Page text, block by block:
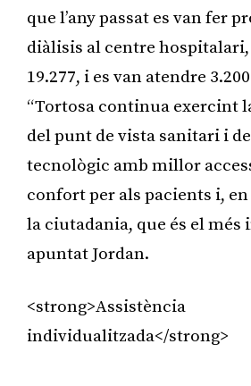
que l’any passat es van fer
diàlisis al centre
19.277, i es van atendre
“Tortosa continua exercint
del punt de vista sanitari i
tecnològic amb millor
confort per als pacients i,
la ciutadania, que és el més
apuntat Jordan.
<strong>Assistència
individualitzada</strong>